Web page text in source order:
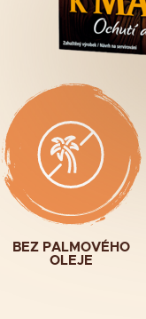
BEZ PALMOVÉHO
OLEJE